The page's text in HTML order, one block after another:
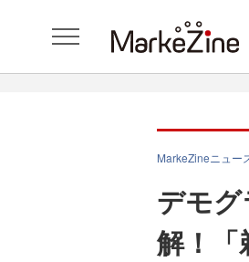
MarkeZineニュー
デモ
解！「